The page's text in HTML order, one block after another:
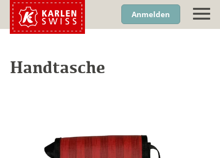
Anmelden
Handtasche